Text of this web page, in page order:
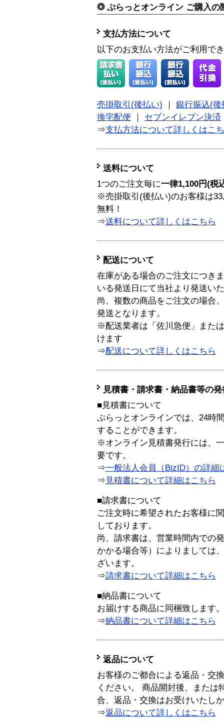
ぷらっとオンライン ご購入の
支払方法について
以下のお支払い方法がご利用で
売掛取引(後払い)
銀行振込(後
換宅配便
セブンイレブン決済
⇒支払方法について詳しくはこ
送料について
1つのご注文毎に一律1,100円(税
※売掛取引(後払い)のお客様は
無料！
⇒送料について詳しくはこちら
配送について
在庫がある場合のご注文につき
いる発送日にて当社より発送い
尚、複数の商品をご注文の場合
発送となります。
※配送業者は「佐川急便」また
けます
⇒配送について詳しくはこちら
見積書・請求書・納品書等の
■見積書について
ぷらっとオンラインでは、24時
することができます。
※オンライン見積書発行には、
要です。
⇒一般法人会員（BizID）の詳細
⇒ 見積書について詳細はこちら
■請求書について
ご注文時に希望されたお客様に
しております。
尚、請求書は、営業時間内での
かかる場合等）によりましては
ざいます。
⇒請求書について詳細はこちら
■納品書について
お届けする商品に同梱致します。
⇒納品書について詳細はこちら
返品について
お客様のご都合による返品・交
ください。 商品開封後、または
合、返品・交換はお受けいたし
⇒返品について詳しくはこちら